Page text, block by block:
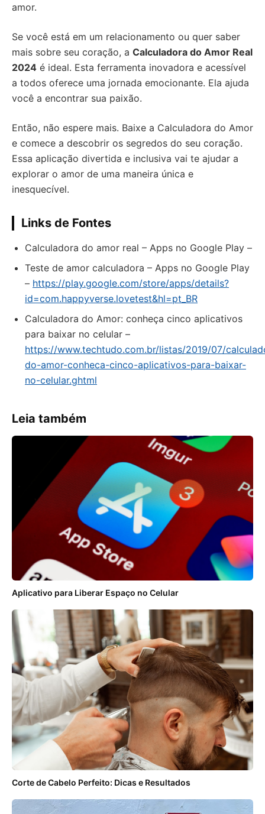
amor.
Se você está em um relacionamento ou quer saber
mais sobre seu coração, a Calculadora do Amor Real
2024 é ideal. Esta ferramenta inovadora e acessível
a todos oferece uma jornada emocionante. Ela ajuda
você a encontrar sua paixão.
Então, não espere mais. Baixe a Calculadora do Amor
e comece a descobrir os segredos do seu coração.
Essa aplicação divertida e inclusiva vai te ajudar a
explorar o amor de uma maneira única e
inesquecível.
Links de Fontes
Calculadora do amor real – Apps no Google Play –
Teste de amor calculadora – Apps no Google Play
– https://play.google.com/store/apps/details?
id=com.happyverse.lovetest&hl=pt_BR
Calculadora do Amor: conheça cinco aplicativos
para baixar no celular –
https://www.techtudo.com.br/listas/2019/07/
do-amor-conheca-cinco-aplicativos-para-baixar-
no-celular.ghtml
Leia também
Aplicativo para Liberar Espaço no Celular
Corte de Cabelo Perfeito: Dicas e Resultados